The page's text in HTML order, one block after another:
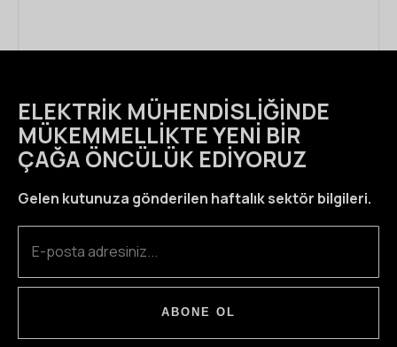
ELEKTRIK MÜHENDISLIĞINDE
MÜKEMMELLIKTE YENI BIR
ÇAĞA ÖNCÜLÜK EDIYORUZ
Gelen kutunuza gönderilen haftalık sektör bilgileri.
ABONE OL